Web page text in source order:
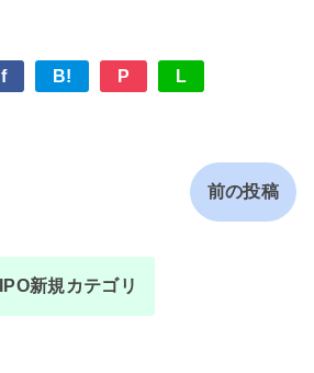
f B! P L
前の投稿
IPO新規カテゴリ